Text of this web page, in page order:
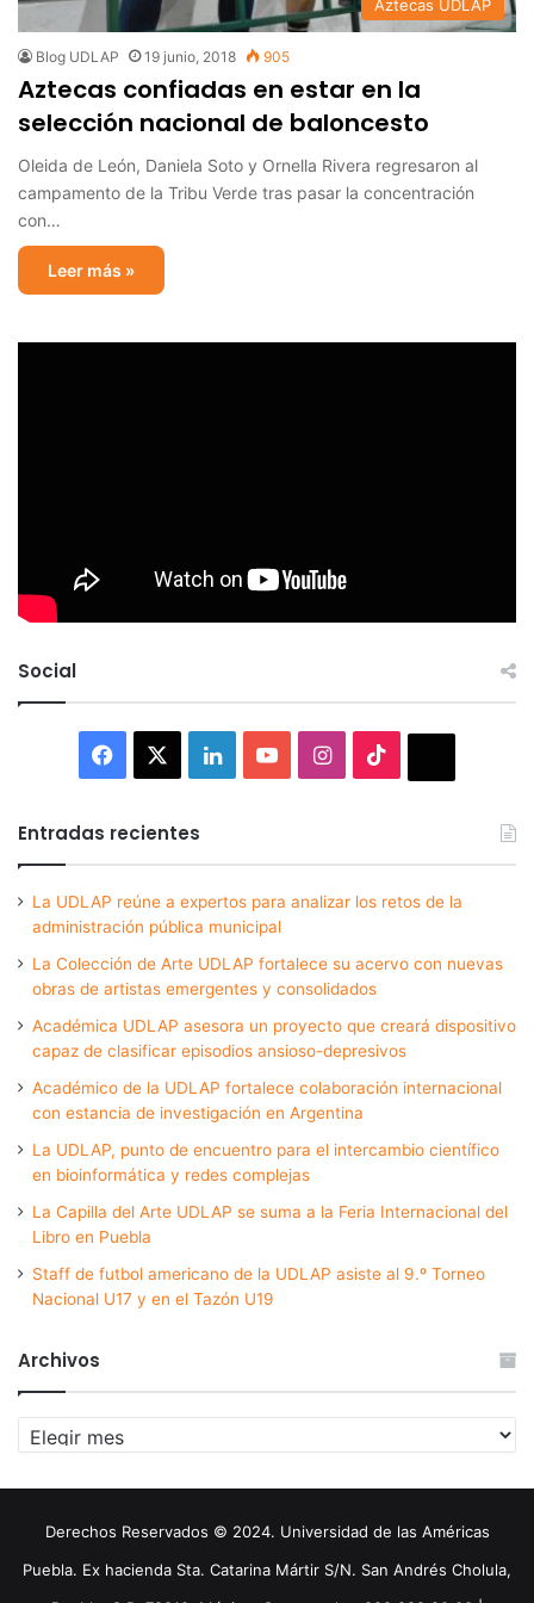
Aztecas UDLAP
Blog UDLAP 19 junio, 2018 905
Aztecas confiadas en estar en la
selección nacional de baloncesto
Oleida de León, Daniela Soto y Ornella Rivera regresaron al
campamento de la Tribu Verde tras pasar la concentración
con…
Leer más »
Social
Facebook LinkedInYouTubeInstagram
Entradas recientes
La UDLAP reúne a expertos para analizar los retos de la
administración pública municipal
La Colección de Arte UDLAP fortalece su acervo con nuevas
obras de artistas emergentes y consolidados
Académica UDLAP asesora un proyecto que creará dispositivo
capaz de clasificar episodios ansioso-depresivos
Académico de la UDLAP fortalece colaboración internacional
con estancia de investigación en Argentina
La UDLAP, punto de encuentro para el intercambio científico
en bioinformática y redes complejas
La Capilla del Arte UDLAP se suma a la Feria Internacional del
Libro en Puebla
Staff de futbol americano de la UDLAP asiste al 9.º Torneo
Nacional U17 y en el Tazón U19
Archivos
Archivos
Derechos Reservados © 2024. Universidad de las Américas
Puebla. Ex hacienda Sta. Catarina Mártir S/N. San Andrés Cholula,